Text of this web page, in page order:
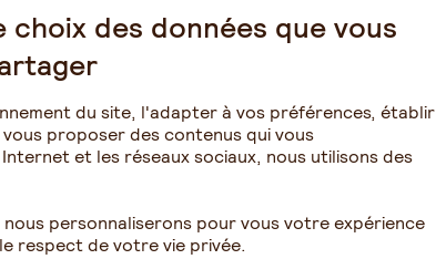
lorsque la prise des aliments est
choisir des récipients de couleurs
» afin de faciliter la bascule du
de troubles de la déglutition. Un
équipés de poignées ou de système de
choix des données que vous
du site, l'adapter à vos préférences, établir
proposer des contenus qui vous
et les réseaux sociaux, nous utilisons des
personnaliserons pour vous votre expérience
respect de votre vie privée.